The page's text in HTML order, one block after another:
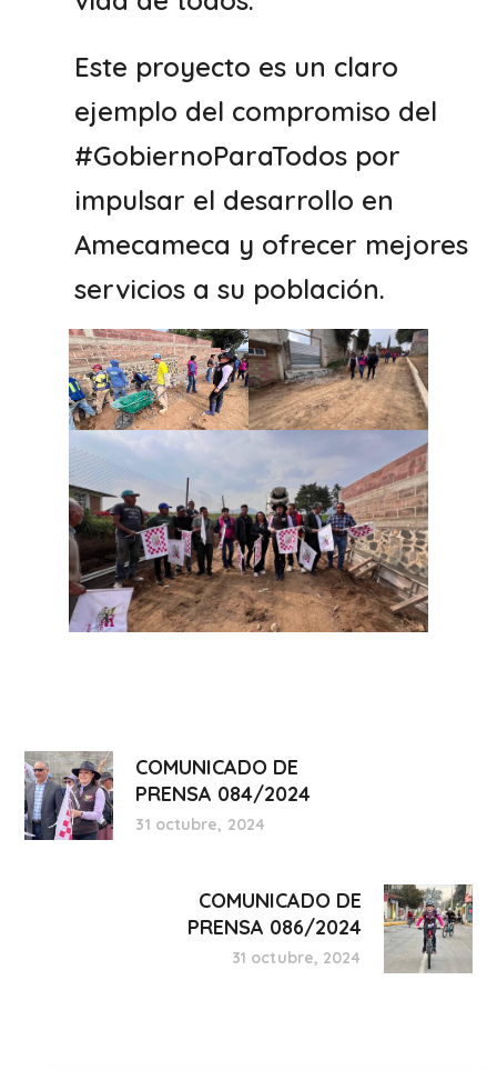
Este proyecto es un claro
ejemplo del compromiso del
#GobiernoParaTodos por
impulsar el desarrollo en
Amecameca y ofrecer mejores
servicios a su población.
COMUNICADO DE
PRENSA 084/2024
31 octubre, 2024
COMUNICADO DE
PRENSA 086/2024
31 octubre, 2024